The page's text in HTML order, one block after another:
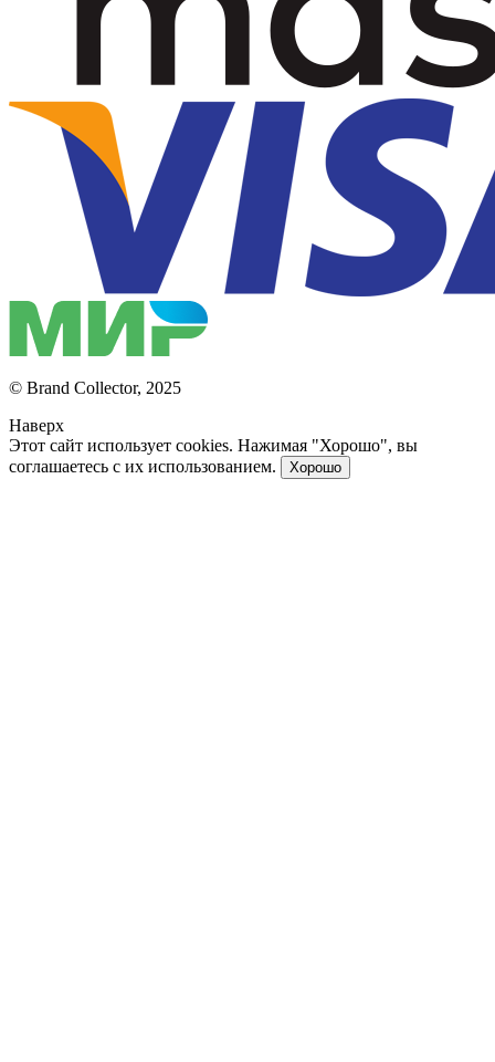
© Brand Collector, 2025
Наверх
Этот сайт использует cookies. Нажимая "Хорошо", вы
соглашаетесь с их использованием.
Хорошо